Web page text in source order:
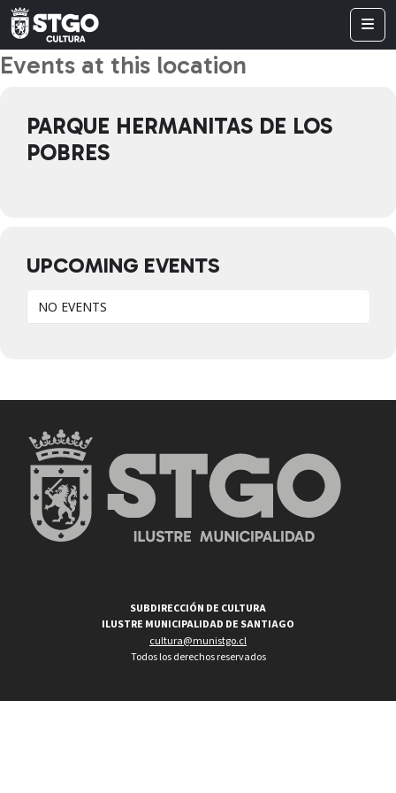
Events at this location
PARQUE HERMANITAS DE LOS
POBRES
UPCOMING EVENTS
NO EVENTS
SUBDIRECCIÓN DE CULTURA
ILUSTRE MUNICIPALIDAD DE SANTIAGO
cultura@munistgo.cl
Todos los derechos reservados